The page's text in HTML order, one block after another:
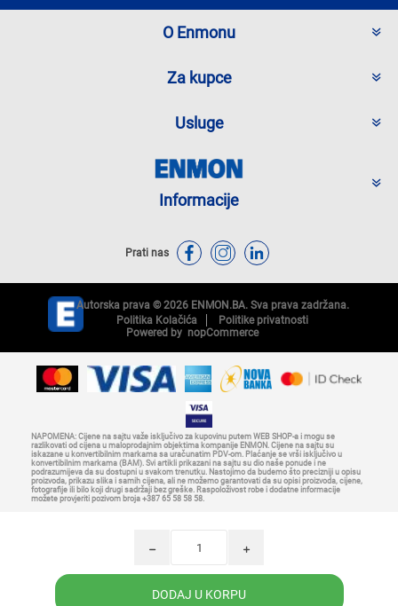
i
h
O Enmonu
Za kupce
Usluge
Informacije
Prati nas
Autorska prava © 2026 ENMON.BA. Sva prava zadržana.
Politika Kolačića
Politike privatnosti
Powered by nopCommerce
NAPOMENA: Cijene na sajtu važe isključivo za kupovinu putem WEB SHOP-a i mogu se
razlikovati od cijena u maloprodajnim objektima kompanije ENMON. Cijene na sajtu su
iskazane u konvertibilnim markama sa uračunatim PDV-om. Plaćanje se vrši isključivo u
konvertibilnim markama (BAM). Svi artikli prikazani na sajtu su dio naše ponude i ne
podrazumijeva da su dostupni u svakom trenutku. Nastojimo da budemo što precizniji u opisu
proizvoda, prikazu slika i samih cijena, ali ne možemo garantovati da su opisi proizvoda, cijene,
fotografije ili bilo koji drugi sadržaji bez greške. Raspoloživost robe i dodatne informacije
možete provjeriti pozivom broja +387 65 58 58 58.